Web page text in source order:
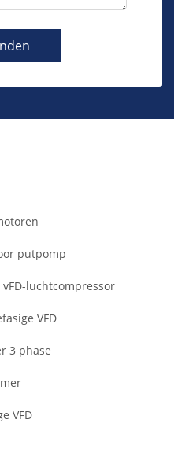
putpomp
vFD-luchtcompressor
VFD
3 phase
VFD